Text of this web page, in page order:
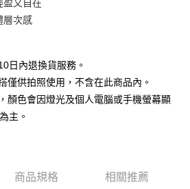
永豐商業銀行
中國信託商業銀行
期」，訂單成立後會自動跳轉到大哥付的交易
欲分期的期數、繳款截止日，確認付款後即完
盈又自在
層次感
日內退換貨服務。
僅供拍照使用，不含在此商品內。
顏色會因燈光及個人電腦或手機螢幕顯
主。
商品規格 相關推薦